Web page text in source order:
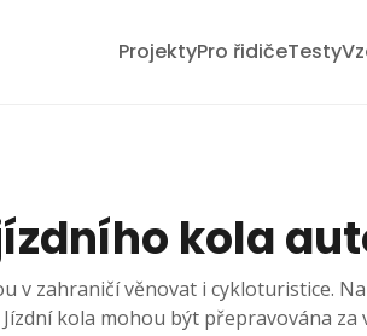
ProjektyPro řidičeTesty
kola
v zahraničí věnovat i cykloturistice.
kola mohou být přepravována